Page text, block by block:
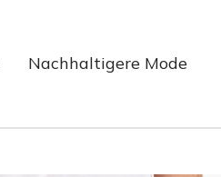
Nachhaltigere Mode